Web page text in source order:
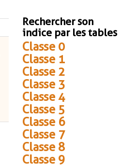
Rechercher son
indice par les tables
Classe 0
Classe 1
Classe 2
Classe 3
Classe 4
Classe 5
Classe 6
Classe 7
Classe 8
Classe 9